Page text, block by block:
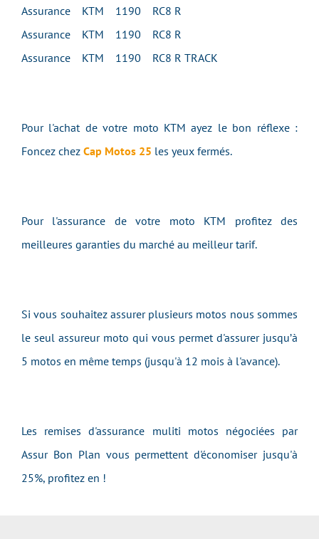
Assurance KTM 1190 RC8 R
Assurance KTM 1190 RC8 R
Assurance KTM 1190 RC8 R TRACK
Pour l'achat de votre moto KTM ayez le bon réflexe :
Foncez chez Cap Motos 25 les yeux fermés.
Pour l'assurance de votre moto KTM profitez des
meilleures garanties du marché au meilleur tarif.
Si vous souhaitez assurer plusieurs motos nous sommes
le seul assureur moto qui vous permet d'assurer jusqu’à
5 motos en même temps (jusqu'à 12 mois à l'avance).
Les remises d'assurance muliti motos négociées par
Assur Bon Plan vous permettent d'économiser jusqu'à
25%, profitez en !